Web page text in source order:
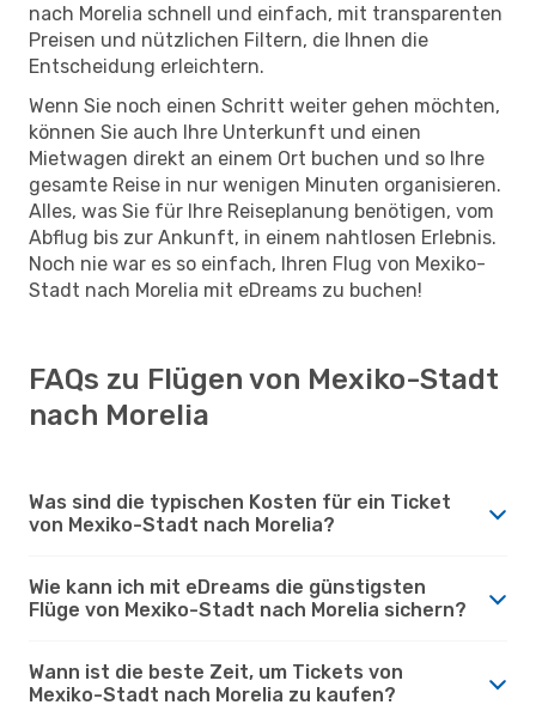
nach Morelia schnell und einfach, mit transparenten
Preisen und nützlichen Filtern, die Ihnen die
Entscheidung erleichtern.
Wenn Sie noch einen Schritt weiter gehen möchten,
können Sie auch Ihre Unterkunft und einen
Mietwagen direkt an einem Ort buchen und so Ihre
gesamte Reise in nur wenigen Minuten organisieren.
Alles, was Sie für Ihre Reiseplanung benötigen, vom
Abflug bis zur Ankunft, in einem nahtlosen Erlebnis.
Noch nie war es so einfach, Ihren Flug von Mexiko-
Stadt nach Morelia mit eDreams zu buchen!
FAQs zu Flügen von Mexiko-Stadt
nach Morelia
Was sind die typischen Kosten für ein Ticket
von Mexiko-Stadt nach Morelia?
Wie kann ich mit eDreams die günstigsten
Flüge von Mexiko-Stadt nach Morelia sichern?
Wann ist die beste Zeit, um Tickets von
Mexiko-Stadt nach Morelia zu kaufen?